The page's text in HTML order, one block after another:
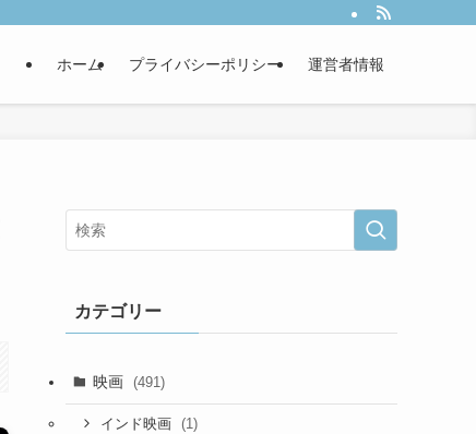
ホーム プライバシーポリシー 運営者情報
カテゴリー
映画 (491)
インド映画 (1)